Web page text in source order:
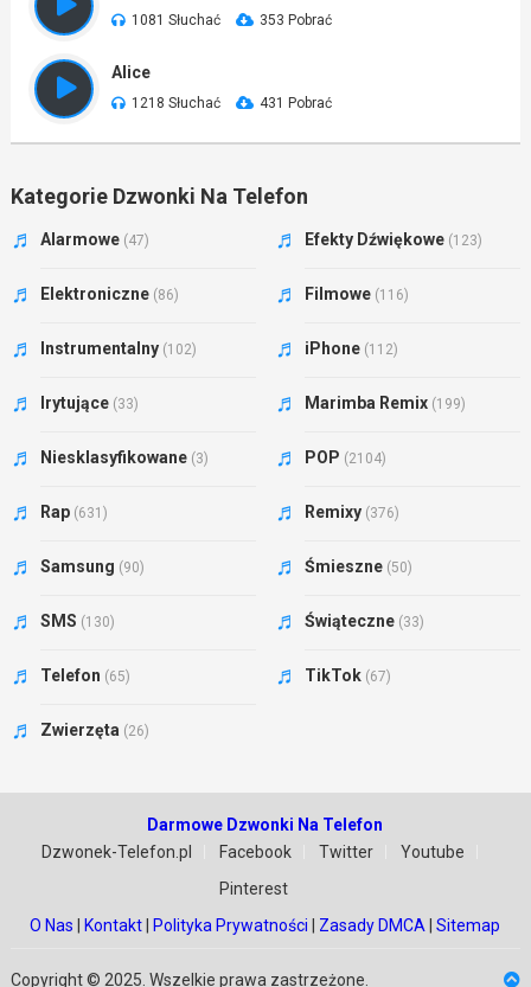
1081 Słuchać 353 Pobrać
Alice
1218 Słuchać 431 Pobrać
Kategorie Dzwonki Na Telefon
Alarmowe (47) Efekty Dźwiękowe (123)
Elektroniczne (86) Filmowe (116)
Instrumentalny (102) iPhone (112)
Irytujące (33) Marimba Remix (199)
Niesklasyfikowane (3) POP (2104)
Rap (631) Remixy (376)
Samsung (90) Śmieszne (50)
SMS (130) Świąteczne (33)
Telefon (65) TikTok (67)
Zwierzęta (26)
Darmowe Dzwonki Na Telefon
Dzwonek-Telefon.pl
Facebook Twitter
Youtube
Pinterest
O Nas
Kontakt Polityka Prywatności Zasady DMCA |Sitemap
Copyright © 2025. Wszelkie prawa zastrzeżone.